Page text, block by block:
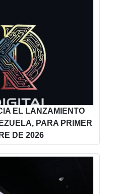
EL LANZAMIENTO
PARA PRIMER
DE 2026